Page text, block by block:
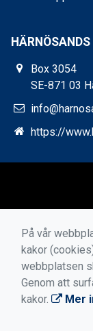
HÄRNÖSANDS
Box 3054
SE-871 03
https://
På vår
kakor
webbplatsen
Genom att
kakor.
Mer